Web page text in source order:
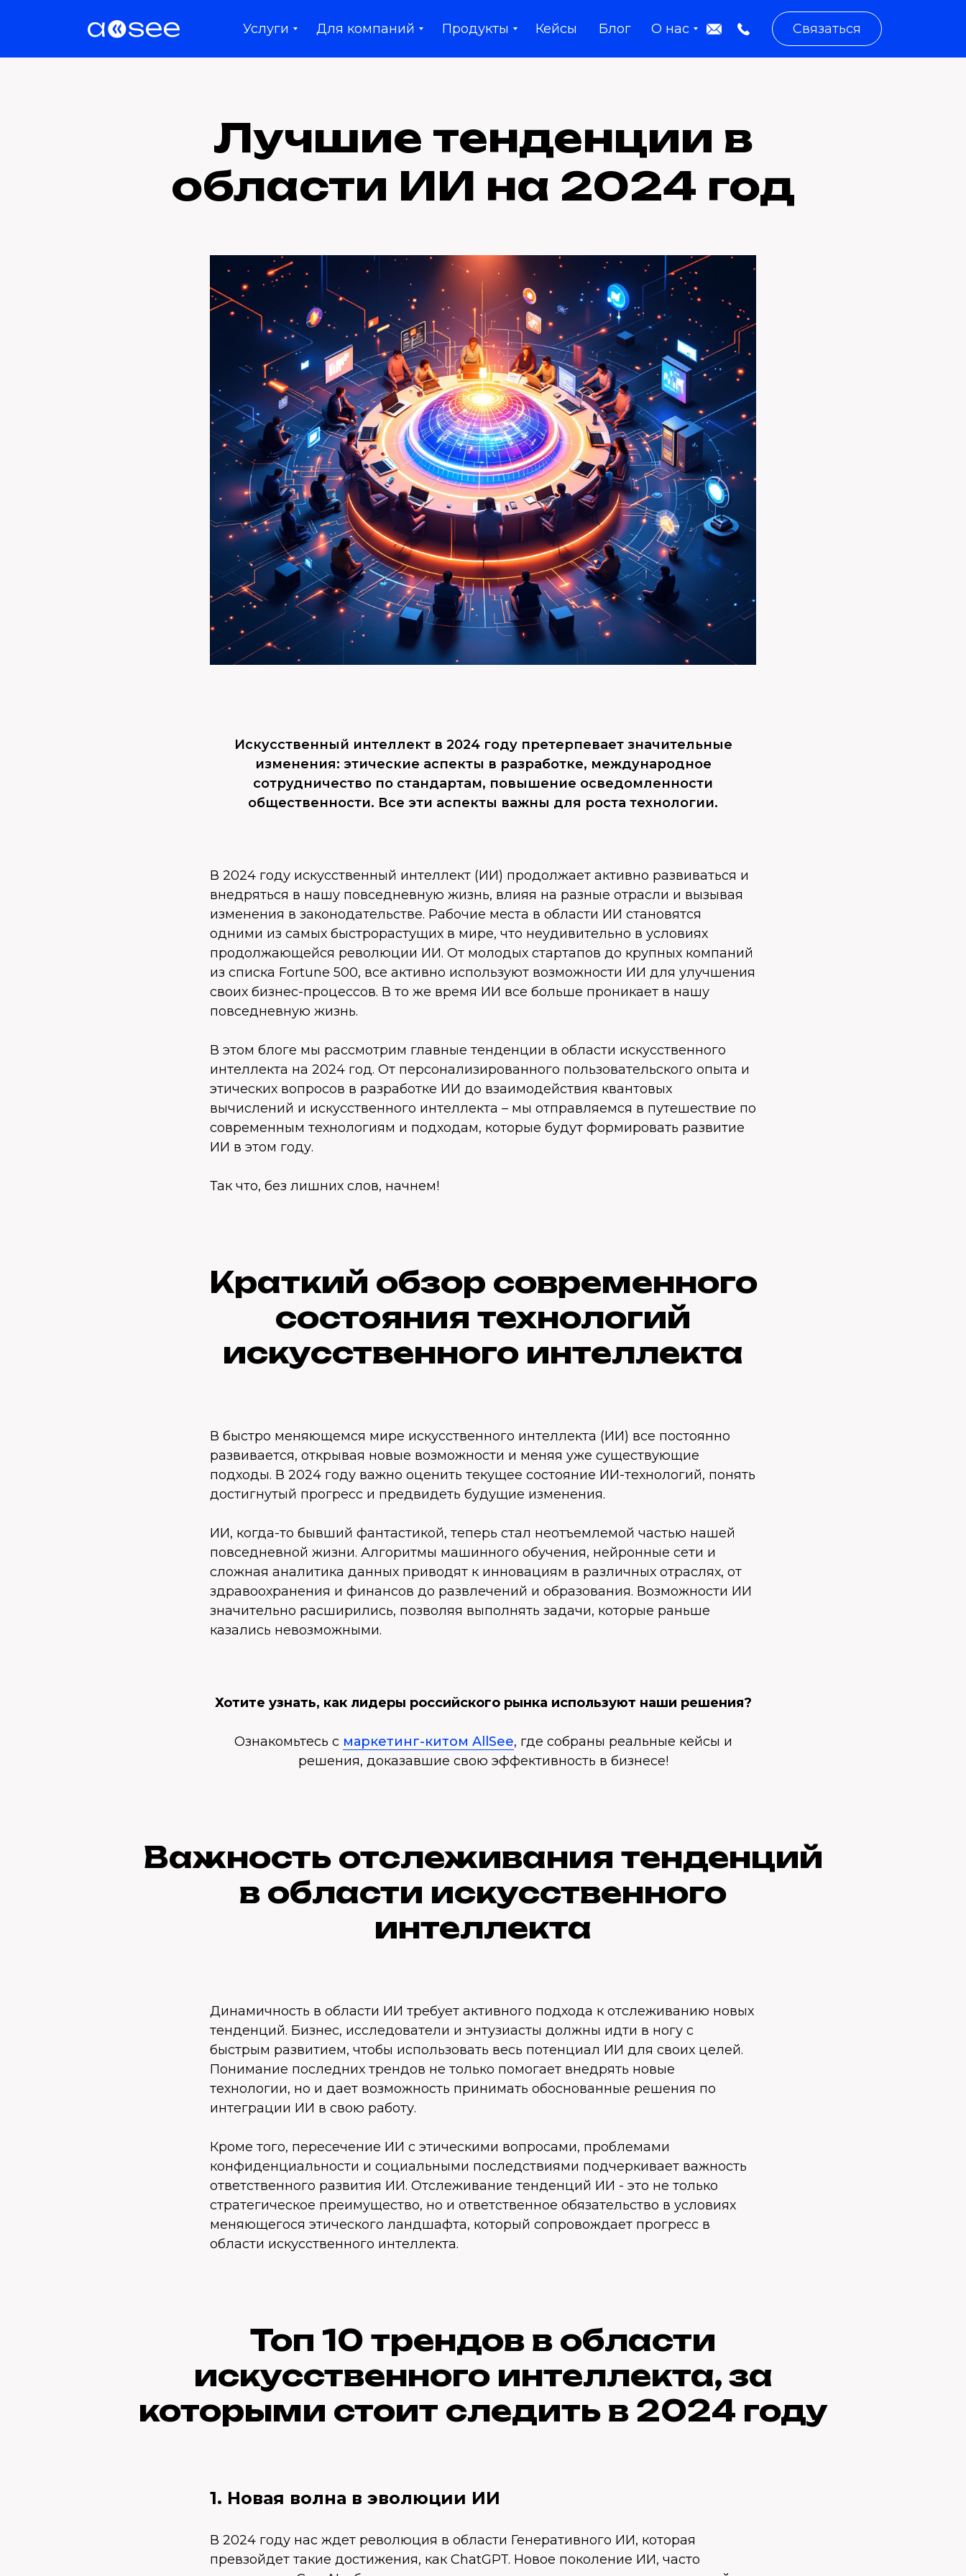
Для компаний
Услуги Продукты О нас
Кейсы Блог Связаться
Лучшие тенденции в
области ИИ на 2024 год
Искусственный интеллект в 2024 году претерпевает значительные
изменения: этические аспекты в разработке, международное
сотрудничество по стандартам, повышение осведомленности
общественности. Все эти аспекты важны для роста технологии.
В 2024 году искусственный интеллект (ИИ) продолжает активно развиваться и
внедряться в нашу повседневную жизнь, влияя на разные отрасли и вызывая
изменения в законодательстве. Рабочие места в области ИИ становятся
одними из самых быстрорастущих в мире, что неудивительно в условиях
продолжающейся революции ИИ. От молодых стартапов до крупных компаний
из списка Fortune 500, все активно используют возможности ИИ для улучшения
своих бизнес-процессов. В то же время ИИ все больше проникает в нашу
повседневную жизнь.
В этом блоге мы рассмотрим главные тенденции в области искусственного
интеллекта на 2024 год. От персонализированного пользовательского опыта и
этических вопросов в разработке ИИ до взаимодействия квантовых
вычислений и искусственного интеллекта – мы отправляемся в путешествие по
современным технологиям и подходам, которые будут формировать развитие
ИИ в этом году.
Так что, без лишних слов, начнем!
Краткий обзор современного
состояния технологий
искусственного интеллекта
В быстро меняющемся мире искусственного интеллекта (ИИ) все постоянно
развивается, открывая новые возможности и меняя уже существующие
подходы. В 2024 году важно оценить текущее состояние ИИ-технологий, понять
достигнутый прогресс и предвидеть будущие изменения.
ИИ, когда-то бывший фантастикой, теперь стал неотъемлемой частью нашей
повседневной жизни. Алгоритмы машинного обучения, нейронные сети и
сложная аналитика данных приводят к инновациям в различных отраслях, от
здравоохранения и финансов до развлечений и образования. Возможности ИИ
значительно расширились, позволяя выполнять задачи, которые раньше
казались невозможными.
Хотите узнать, как лидеры российского рынка используют наши решения?
Ознакомьтесь с маркетинг-китом AllSee, где собраны реальные кейсы и
решения, доказавшие свою эффективность в бизнесе!
Важность отслеживания тенденций
в области искусственного
интеллекта
Динамичность в области ИИ требует активного подхода к отслеживанию новых
тенденций. Бизнес, исследователи и энтузиасты должны идти в ногу с
быстрым развитием, чтобы использовать весь потенциал ИИ для своих целей.
Понимание последних трендов не только помогает внедрять новые
технологии, но и дает возможность принимать обоснованные решения по
интеграции ИИ в свою работу.
Кроме того, пересечение ИИ с этическими вопросами, проблемами
конфиденциальности и социальными последствиями подчеркивает важность
ответственного развития ИИ. Отслеживание тенденций ИИ - это не только
стратегическое преимущество, но и ответственное обязательство в условиях
меняющегося этического ландшафта, который сопровождает прогресс в
области искусственного интеллекта.
Топ 10 трендов в области
искусственного интеллекта, за
которыми стоит следить в 2024 году
1. Новая волна в эволюции ИИ
В 2024 году нас ждет революция в области Генеративного ИИ, которая
превзойдет такие достижения, как ChatGPT. Новое поколение ИИ, часто